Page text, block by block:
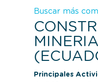
Buscar más
Principales